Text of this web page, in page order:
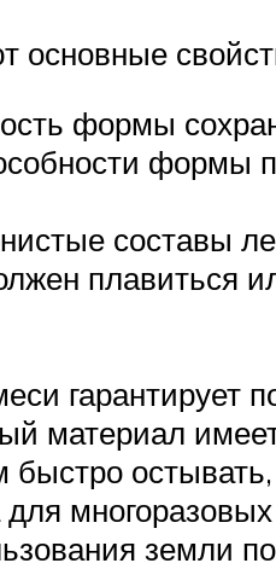
основные
формы
формы
составы
плавиться
гарантирует
материал
земли